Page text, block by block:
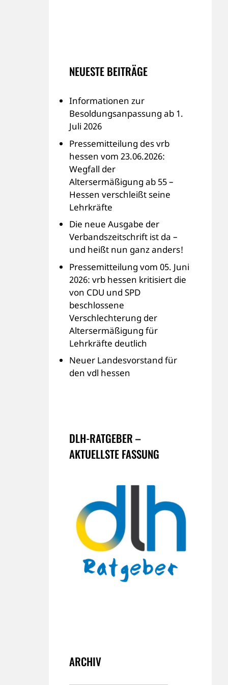
NEUESTE BEITRÄGE
Informationen zur
Besoldungsanpassung ab 1.
Juli 2026
Pressemitteilung des vrb
hessen vom 23.06.2026:
Wegfall der
Altersermäßigung ab 55 –
Hessen verschleißt seine
Lehrkräfte
Die neue Ausgabe der
Verbandszeitschrift ist da –
und heißt nun ganz anders!
Pressemitteilung vom 05. Juni
2026: vrb hessen kritisiert die
von CDU und SPD
beschlossene
Verschlechterung der
Altersermäßigung für
Lehrkräfte deutlich
Neuer Landesvorstand für
den vdl hessen
DLH-RATGEBER –
AKTUELLSTE FASSUNG
ARCHIV